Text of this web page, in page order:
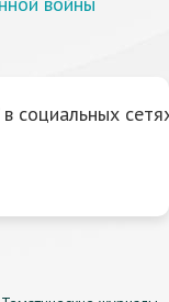
социальных